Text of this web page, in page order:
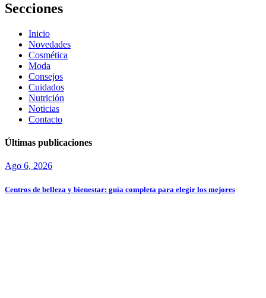
Secciones
Inicio
Novedades
Cosmética
Moda
Consejos
Cuidados
Nutrición
Noticias
Contacto
Últimas publicaciones
Ago 6, 2026
Centros de belleza y bienestar: guía completa para elegir los mejores